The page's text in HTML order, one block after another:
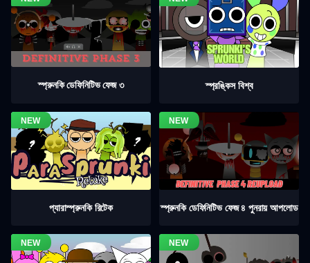
স্প্রুনকি ডেফিনিটিভ ফেজ ৩ স্প্রঙ্কিস বিশ্ব
প্যারাস্প্রুনকি রিটেক স্প্রুনকি ডেফিনিটিভ ফেজ ৪ পুনরায় আপলোড